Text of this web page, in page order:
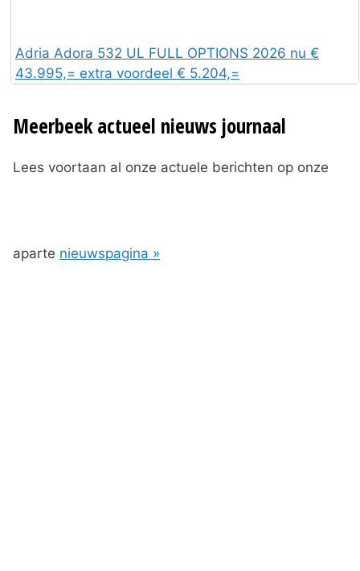
Adria Adora 532 UL FULL OPTIONS 2026 nu €
43.995,= extra voordeel € 5.204,=
Meerbeek actueel nieuws journaal
Lees voortaan al onze actuele berichten op onze
aparte nieuwspagina »